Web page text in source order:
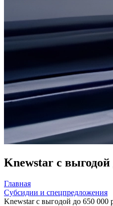
Knewstar с выгодой
Главная
Субсидии и спецпредложения
Knewstar с выгодой до 650 000